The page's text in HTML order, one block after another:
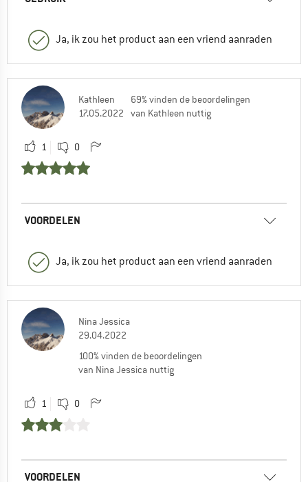
Ja, ik zou het product aan een vriend aanraden
Kathleen
17.05.2022
69% vinden de beoordelingen
van Kathleen nuttig
1 0
VOORDELEN
Ja, ik zou het product aan een vriend aanraden
Nina Jessica
29.04.2022
100% vinden de beoordelingen
van Nina Jessica nuttig
1 0
VOORDELEN